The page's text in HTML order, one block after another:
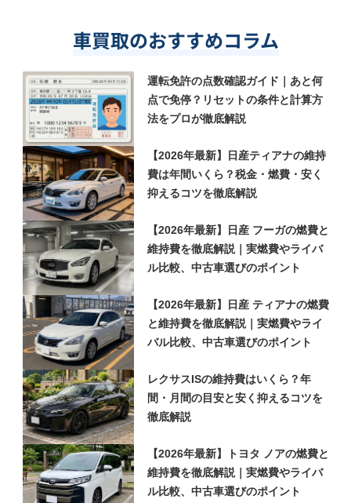
車買取のおすすめコラム
運転免許の点数確認ガイド｜あと何
点で免停？リセットの条件と計算方
法をプロが徹底解説
【2026年最新】日産ティアナの維持
費は年間いくら？税金・燃費・安く
抑えるコツを徹底解説
【2026年最新】日産 フーガの燃費と
維持費を徹底解説｜実燃費やライバ
ル比較、中古車選びのポイント
【2026年最新】日産 ティアナの燃費
と維持費を徹底解説｜実燃費やライ
バル比較、中古車選びのポイント
レクサスISの維持費はいくら？年
間・月間の目安と安く抑えるコツを
徹底解説
【2026年最新】トヨタ ノアの燃費と
維持費を徹底解説｜実燃費やライバ
ル比較、中古車選びのポイント